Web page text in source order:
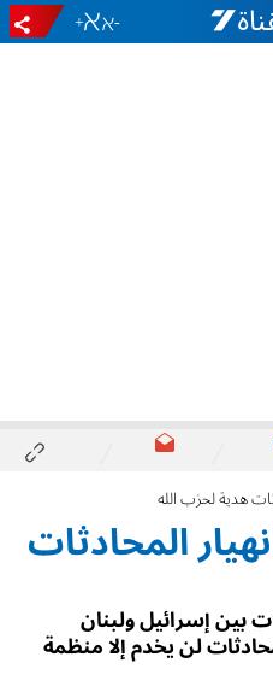
-
+
هدية لحزب الله
المحادثات
بين إسرائيل ولبنان
لن يخدم إلا منظمة